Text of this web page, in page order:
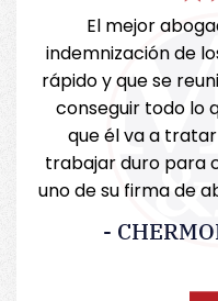
El mejor
indemnización de
rápido y que se
conseguir todo lo
que él va a
trabajar duro para
uno de su firma de
-